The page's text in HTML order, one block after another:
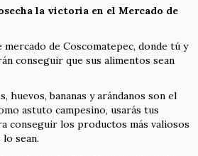
la victoria en el Mercado de
de Coscomatepec, donde tú y
conseguir que sus alimentos sean
huevos, bananas y arándanos son el
astuto campesino, usarás tus
conseguir los productos más valiosos
sean.